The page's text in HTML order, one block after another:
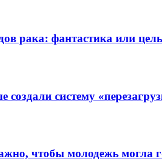
рака: фантастика или
создали систему
чтобы молодежь могла